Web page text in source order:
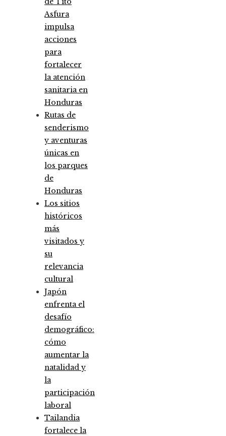
Asfura
impulsa
acciones
para
fortalecer
la atención
sanitaria en
Honduras
Rutas de
senderismo
y aventuras
únicas en
los parques
de
Honduras
Los sitios
históricos
más
visitados y
su
relevancia
cultural
Japón
enfrenta el
desafío
demográfico:
cómo
aumentar la
natalidad y
la
participación
laboral
Tailandia
fortalece la